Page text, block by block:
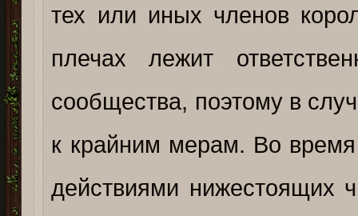
тех или иных членов
плечах лежит
сообщества, поэтому в
к крайним мерам. Во
действиями нижестоящих